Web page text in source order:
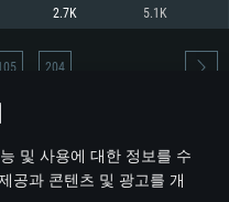
및 사용에 대한 정보를 수
공과 콘텐츠 및 광고를 개
픽 드라이버를 지원하는 NVIDIA
가지며 최신 그래픽 드라이버를
지원 해상도 720p) 이상
2.7K 5.1K
204